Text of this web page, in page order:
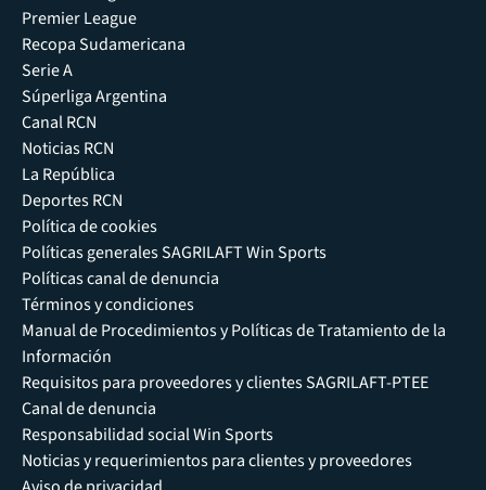
Premier League
Recopa Sudamericana
Serie A
Súperliga Argentina
Canal RCN
Noticias RCN
La República
Deportes RCN
Política de cookies
Políticas generales SAGRILAFT Win Sports
Políticas canal de denuncia
Términos y condiciones
Manual de Procedimientos y Políticas de Tratamiento de la
Información
Requisitos para proveedores y clientes SAGRILAFT-PTEE
Canal de denuncia
Responsabilidad social Win Sports
Noticias y requerimientos para clientes y proveedores